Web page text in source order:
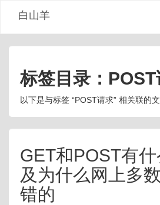
白山羊
标签目录：
以下是与标签 “POST请求” 相关联的
GET和POST有什
及为什么网上多
错的